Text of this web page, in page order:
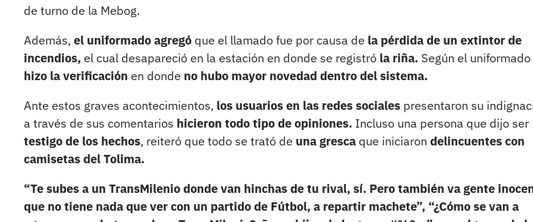
de turno de la Mebog.
Además, el uniformado agregó que el llamado fue por causa de la pérdida de un extintor de
incendios, el cual desapareció en la estación en donde se registró la riña. Según el uniformado
hizo la verificación en donde no hubo mayor novedad dentro del sistema.
Ante estos graves acontecimientos, los usuarios en las redes sociales presentaron su
a través de sus comentarios hicieron todo tipo de opiniones. Incluso una persona que dijo ser
testigo de los hechos, reiteró que todo se trató de una gresca que iniciaron delincuentes con
camisetas del Tolima.
“Te subes a un TransMilenio donde van hinchas de tu rival, sí. Pero también va gente
que no tiene nada que ver con un partido de Fútbol, a repartir machete”, “¿Cómo se van a